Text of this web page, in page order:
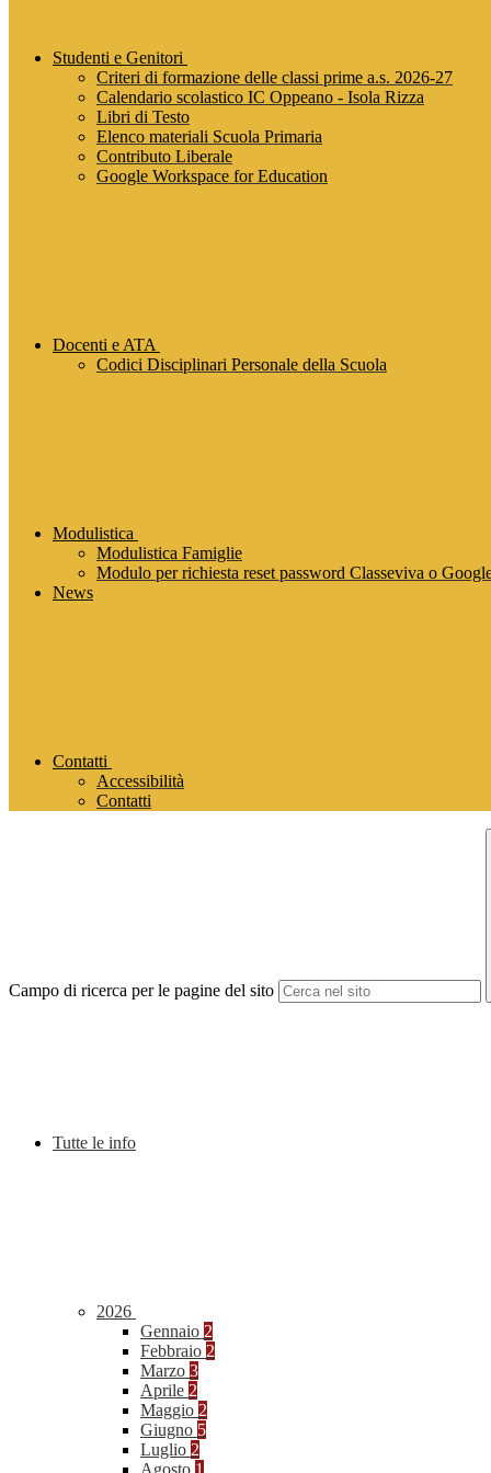
Studenti e Genitori
Criteri di formazione delle classi prime a.s. 2026-27
Calendario scolastico IC Oppeano - Isola Rizza
Libri di Testo
Elenco materiali Scuola Primaria
Contributo Liberale
Google Workspace for Education
Docenti e ATA
Codici Disciplinari Personale della Scuola
Modulistica
Modulistica Famiglie
Modulo per richiesta reset password Classeviva o
News
Contatti
Accessibilità
Contatti
Campo di ricerca per le pagine del sito
Tutte le info
2026
Gennaio 2
Febbraio 2
Marzo 3
Aprile 2
Maggio 2
Giugno 5
Luglio 2